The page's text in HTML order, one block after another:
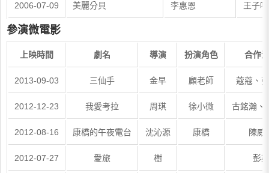
2006-07-09 美麗分貝 李惠恩 王子鳴
參演微電影
上映時間 劇名 導演 扮演角色 合作
2013-09-03 三仙手 金早 顧老師 蔻蔻、
2012-12-23 我愛考拉 周琪 徐小微 古銘瀚、
2012-08-16 康橋的午夜電台 沈沁源 康橋 陳威
2012-07-27 愛旅 樹 彭梁